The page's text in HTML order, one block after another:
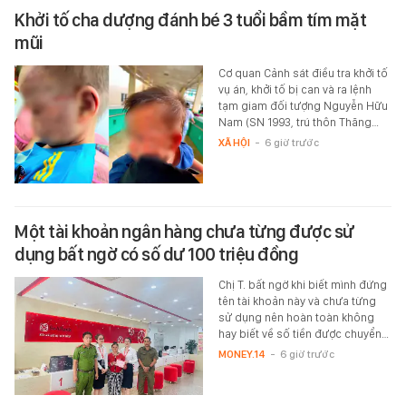
Khởi tố cha dượng đánh bé 3 tuổi bầm tím mặt
mũi
Cơ quan Cảnh sát điều tra khởi tố
vụ án, khởi tố bị can và ra lệnh
tạm giam đối tượng Nguyễn Hữu
Nam (SN 1993, trú thôn Thăng…
XÃ HỘI - 6 giờ trước
Một tài khoản ngân hàng chưa từng được sử
dụng bất ngờ có số dư 100 triệu đồng
Chị T. bất ngờ khi biết mình đứng
tên tài khoản này và chưa từng
sử dụng nên hoàn toàn không
hay biết về số tiền được chuyển…
MONEY.14 - 6 giờ trước